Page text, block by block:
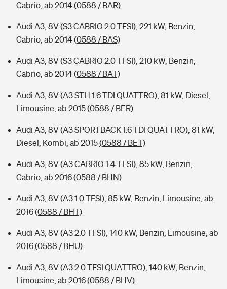
Cabrio, ab 2014(0588 / BAR)
Audi A3, 8V (S3 CABRIO 2.0 TFSI), 221 kW, Benzin,
Cabrio, ab 2014(0588 / BAS)
Audi A3, 8V (S3 CABRIO 2.0 TFSI), 210 kW, Benzin,
Cabrio, ab 2014(0588 / BAT)
Audi A3, 8V (A3 STH 1.6 TDI QUATTRO), 81 kW, Diesel,
Limousine, ab 2015(0588 / BER)
Audi A3, 8V (A3 SPORTBACK 1.6 TDI QUATTRO), 81 kW,
Diesel, Kombi, ab 2015(0588 / BET)
Audi A3, 8V (A3 CABRIO 1.4 TFSI), 85 kW, Benzin,
Cabrio, ab 2016(0588 / BHN)
Audi A3, 8V (A3 1.0 TFSI), 85 kW, Benzin, Limousine, ab
2016(0588 / BHT)
Audi A3, 8V (A3 2.0 TFSI), 140 kW, Benzin, Limousine, ab
2016(0588 / BHU)
Audi A3, 8V (A3 2.0 TFSI QUATTRO), 140 kW, Benzin,
Limousine, ab 2016(0588 / BHV)